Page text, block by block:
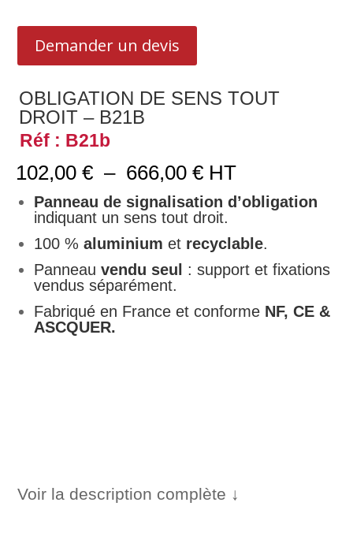
Demander un devis
OBLIGATION DE SENS TOUT
DROIT – B21B
Réf : B21b
102,00€ – 666,00€Plage
de
prix :
102,00 €
à
666,00 €
HT
Panneau de signalisation d’obligation
indiquant un sens tout droit.
100 %aluminiumet recyclable.
Panneau vendu seul
: support et fixations
vendus séparément.
Fabriqué en France et conforme NF, CE &
ASCQUER.
Voir la description complète ↓